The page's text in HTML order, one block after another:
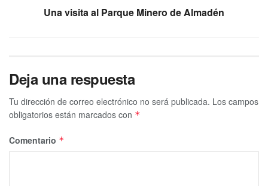
Una visita al Parque Minero de Almadén
Deja una respuesta
Tu dirección de correo electrónico no será publicada. Los campos
obligatorios están marcados con *
Comentario *